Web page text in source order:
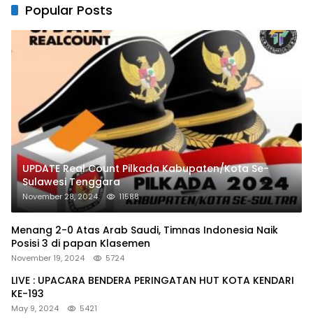
Popular Posts
UPDATE Real Count Pilkada Kabupaten/Kota Se-
Sulawesi Tenggara
November 28, 2024 11588
Menang 2-0 Atas Arab Saudi, Timnas Indonesia Naik
Posisi 3 di papan Klasemen
November 19, 2024 5724
LIVE : UPACARA BENDERA PERINGATAN HUT KOTA KENDARI
KE-193
May 9, 2024 5421